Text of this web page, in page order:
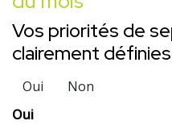
Vos priorités de
clairement
Oui
Non
Oui